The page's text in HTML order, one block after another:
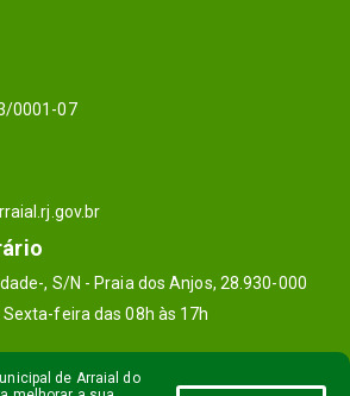
0001-07
, S/N - Praia dos Anjos, 28.930-000
feira das 08h às 17h
de Arraial do